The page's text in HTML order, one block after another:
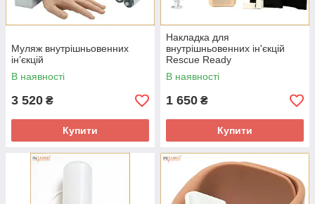
Муляж внутрішньовенних
ін’єкцій
В наявності
3 520 ₴
Купити
Накладка для
внутрішньовенних ін'єкцій
Rescue Ready
В наявності
1 650 ₴
Купити